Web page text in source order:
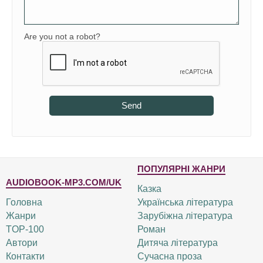
Are you not a robot?
Send
AUDIOBOOK-MP3.COM/UK
Головна
Жанри
TOP-100
Автори
Контакти
ПОПУЛЯРНІ ЖАНРИ
Казка
Українська література
Зарубіжна література
Роман
Дитяча література
Сучасна проза